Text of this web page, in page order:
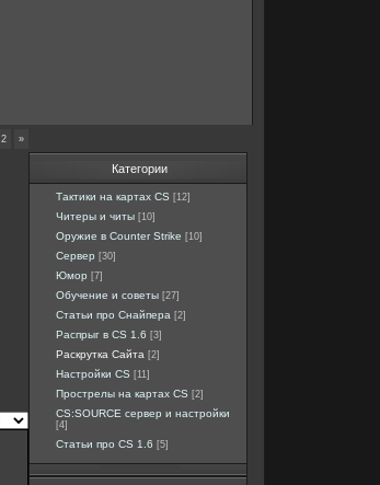
2 »
Категории
Тактики на картах CS [12]
Читеры и читы [10]
Оружие в Counter Strike [10]
Сервер [30]
Юмор [7]
Обучение и советы [27]
Статьи про Снайпера [2]
Распрыг в CS 1.6 [3]
Раскрутка Сайта [2]
Настройки CS [11]
Прострелы на картах CS [2]
CS:SOURCE сервер и настройки
[4]
Статьи про CS 1.6 [5]